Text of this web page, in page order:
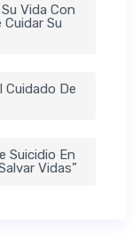
Vida Con
Su
Cuidado De
Suicidio En
Vidas”